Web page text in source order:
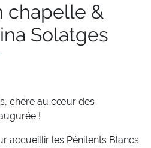
chapelle &
Solatges
chère au cœur des
!
accueillir les Pénitents Blancs